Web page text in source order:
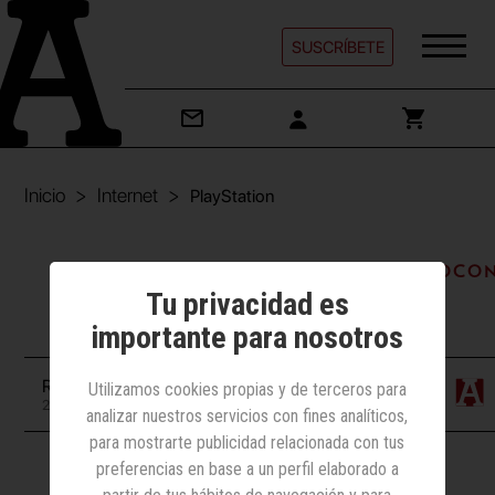
SUSCRÍBETE
Inicio Internet PlayStation
Internet | Juegos/Juguetes/
PlayStation
Redacción
26 octubre 2017
Tu privacidad es
importante para nosotros
Utilizamos cookies propias y de terceros para
analizar nuestros servicios con fines analíticos,
para mostrarte publicidad relacionada con tus
preferencias en base a un perfil elaborado a